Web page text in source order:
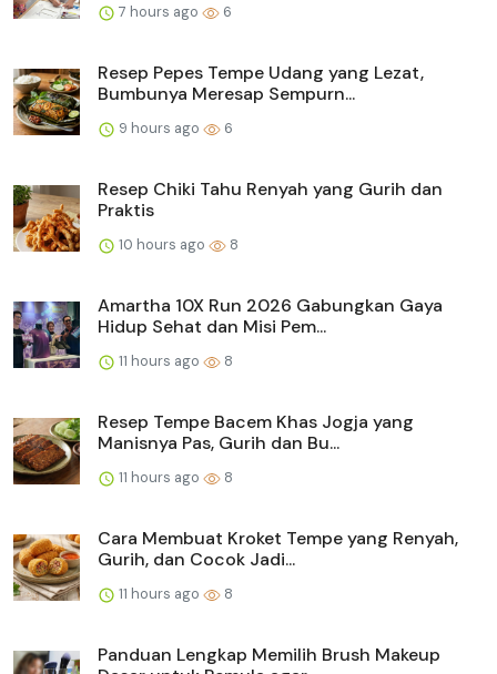
7 hours ago 6
Resep Pepes Tempe Udang yang Lezat,
Bumbunya Meresap Sempurn...
9 hours ago 6
Resep Chiki Tahu Renyah yang Gurih dan
Praktis
10 hours ago 8
Amartha 10X Run 2026 Gabungkan Gaya
Hidup Sehat dan Misi Pem...
11 hours ago 8
Resep Tempe Bacem Khas Jogja yang
Manisnya Pas, Gurih dan Bu...
11 hours ago 8
Cara Membuat Kroket Tempe yang Renyah,
Gurih, dan Cocok Jadi...
11 hours ago 8
Panduan Lengkap Memilih Brush Makeup